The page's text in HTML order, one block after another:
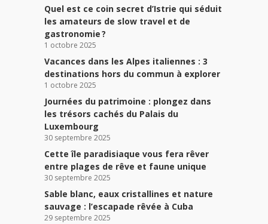
Quel est ce coin secret d’Istrie qui séduit
les amateurs de slow travel et de
gastronomie ?
1 octobre 2025
Vacances dans les Alpes italiennes : 3
destinations hors du commun à explorer
1 octobre 2025
Journées du patrimoine : plongez dans
les trésors cachés du Palais du
Luxembourg
30 septembre 2025
Cette île paradisiaque vous fera rêver
entre plages de rêve et faune unique
30 septembre 2025
Sable blanc, eaux cristallines et nature
sauvage : l’escapade rêvée à Cuba
29 septembre 2025